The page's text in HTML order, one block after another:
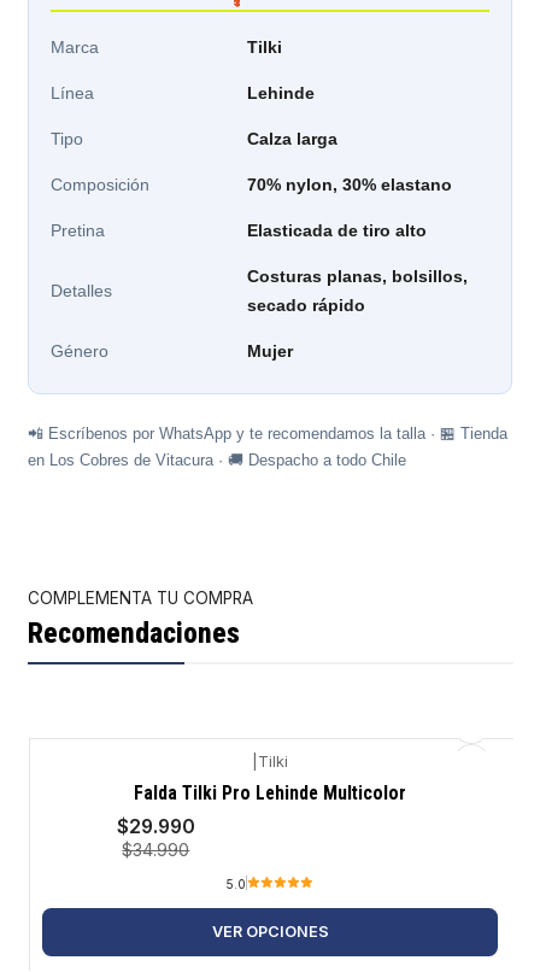
Marca Tilki
Línea Lehinde
Tipo Calza larga
Composición 70% nylon, 30% elastano
Pretina Elasticada de tiro alto
Detalles
Costuras planas, bolsillos,
secado rápido
Género Mujer
📲 Escríbenos por WhatsApp y te recomendamos la talla · 🏪 Tienda
en Los Cobres de Vitacura · 🚚 Despacho a todo Chile
COMPLEMENTA TU COMPRA
Recomendaciones
Tilki
Falda Tilki Pro Lehinde Multicolor
$29.990
$34.990
5.0
VER OPCIONES